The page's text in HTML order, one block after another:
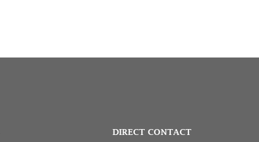
DIRECT CONTACT